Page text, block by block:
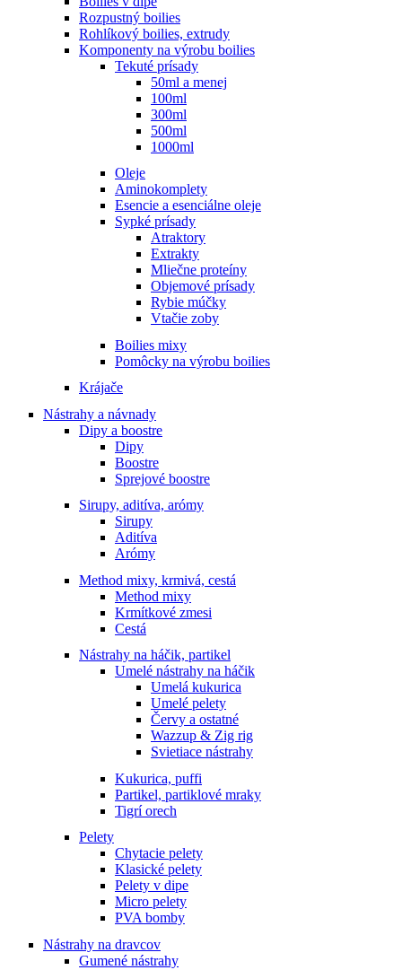
Rozpustný boilies
Rohlíkový boilies, extrudy
Komponenty na výrobu boilies
Tekuté prísady
50ml a menej
100ml
300ml
500ml
1000ml
Oleje
Aminokomplety
Esencie a esenciálne oleje
Sypké prísady
Atraktory
Extrakty
Mliečne proteíny
Objemové prísady
Rybie múčky
Vtačie zoby
Boilies mixy
Pomôcky na výrobu boilies
Krájače
Nástrahy a návnady
Dipy a boostre
Dipy
Boostre
Sprejové boostre
Sirupy, aditíva, arómy
Sirupy
Aditíva
Arómy
Method mixy, krmivá, cestá
Method mixy
Krmítkové zmesi
Cestá
Nástrahy na háčik, partikel
Umelé nástrahy na háčik
Umelá kukurica
Umelé pelety
Červy a ostatné
Wazzup & Zig rig
Svietiace nástrahy
Kukurica, puffi
Partikel, partiklové mraky
Tigrí orech
Pelety
Chytacie pelety
Klasické pelety
Pelety v dipe
Micro pelety
PVA bomby
Nástrahy na dravcov
Gumené nástrahy